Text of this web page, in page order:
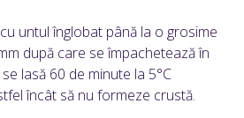
untul înglobat până la o grosime
după care se împachetează în
lasă 60 de minute la 5°C
încât să nu formeze crustă.